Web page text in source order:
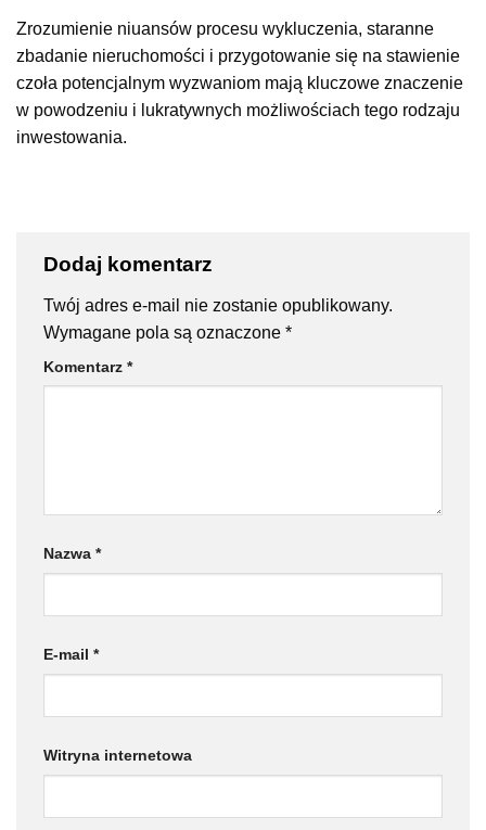
Zrozumienie niuansów procesu wykluczenia, staranne
zbadanie nieruchomości i przygotowanie się na stawienie
czoła potencjalnym wyzwaniom mają kluczowe znaczenie
w powodzeniu i lukratywnych możliwościach tego rodzaju
inwestowania.
Dodaj komentarz
Twój adres e-mail nie zostanie opublikowany.
Wymagane pola są oznaczone *
Komentarz *
Nazwa *
E-mail *
Witryna internetowa